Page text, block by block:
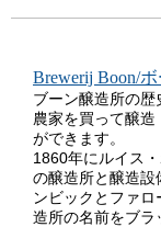
Brewerij Boon/
ブーン醸造所の
農家を買って醸
ができます。
1860年にルイス
の醸造所と醸造設
ンビックとファ
造所の名前をブ